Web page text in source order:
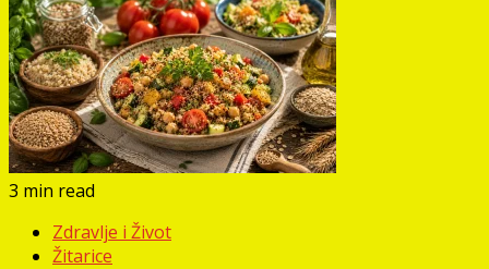
3 min read
Zdravlje i Život
Žitarice